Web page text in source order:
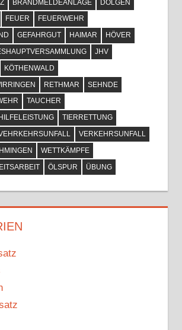
BRANDMELDEANLAGE
DOLGEN
FEUER
FEUERWEHR
GEFAHRGUT HAIMAR
HÖVER
JHV
KÖTHENWALD
RETHMAR
SEHNDE
TAUCHER
TIERRETTUNG
VERKEHRSUNFALL
WETTKÄMPFE
ÖLSPUR ÜBUNG